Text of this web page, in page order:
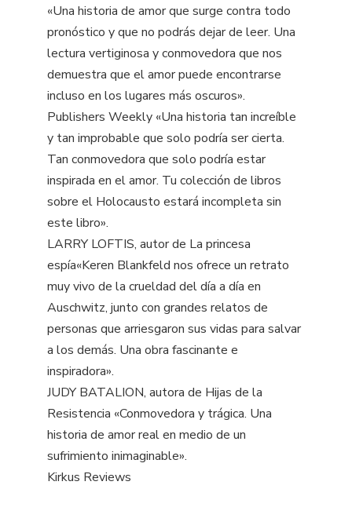
«Una historia de amor que surge contra todo
pronóstico y que no podrás dejar de leer. Una
lectura vertiginosa y conmovedora que nos
demuestra que el amor puede encontrarse
incluso en los lugares más oscuros».
Publishers Weekly «Una historia tan increíble
y tan improbable que solo podría ser cierta.
Tan conmovedora que solo podría estar
inspirada en el amor. Tu colección de libros
sobre el Holocausto estará incompleta sin
este libro».
LARRY LOFTIS, autor de La princesa
espía«Keren Blankfeld nos ofrece un retrato
muy vivo de la crueldad del día a día en
Auschwitz, junto con grandes relatos de
personas que arriesgaron sus vidas para salvar
a los demás. Una obra fascinante e
inspiradora».
JUDY BATALION, autora de Hijas de la
Resistencia «Conmovedora y trágica. Una
historia de amor real en medio de un
sufrimiento inimaginable».
Kirkus Reviews